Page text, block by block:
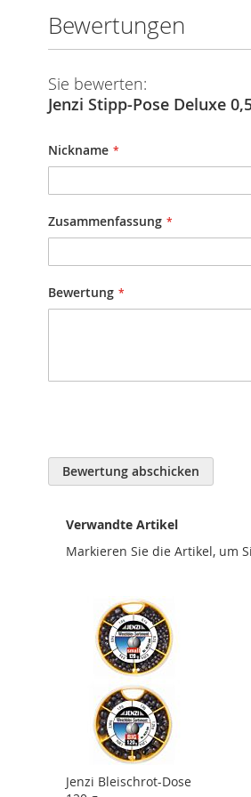
Bewertungen
Sie bewerten:
Jenzi Stipp-Pose Deluxe
Nickname
Zusammenfassung
Bewertung
Bewertung abschicken
Verwandte Artikel
Markieren Sie die Artikel, um
Jenzi Bleischrot-Dose